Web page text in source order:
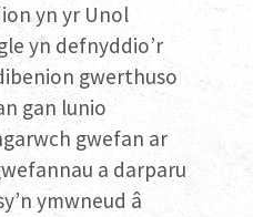
yn yr Unol
yn defnyddio’r
gwerthuso
gan lunio
gwefan ar
a darparu
ymwneud â